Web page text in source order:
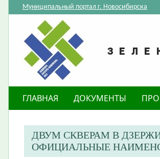
Муниципальный портал г. Новосибирска
ГЛАВНАЯ ДОКУМЕНТЫ
ДВУМ СКВЕРАМ В
ОФИЦИАЛЬНЫЕ